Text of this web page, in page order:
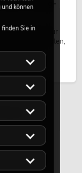
Moving-
Scheinwerfer für
Stadtfesten,
und
können
Sie in